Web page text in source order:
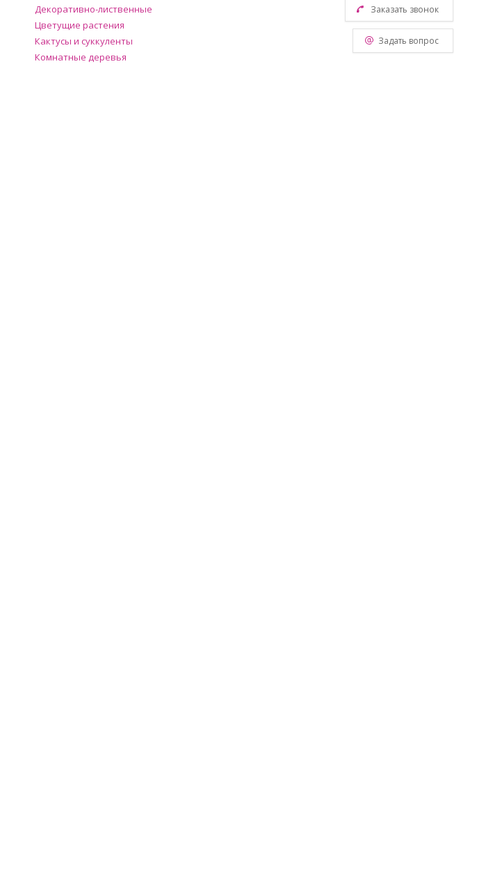
Декоративно-лиственные
Цветущие растения
Кактусы и суккуленты
Комнатные деревья
Заказать звонок
Задать вопрос